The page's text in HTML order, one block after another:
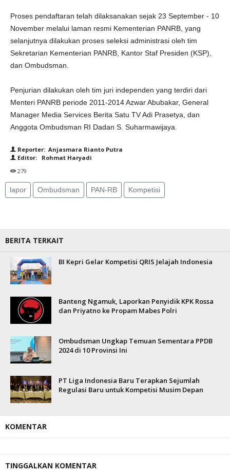
Proses pendaftaran telah dilaksanakan sejak 23 September - 10
November melalui laman resmi Kementerian PANRB, yang
selanjutnya dilakukan proses seleksi administrasi oleh tim
Sekretarian Kementerian PANRB, Kantor Staf Presiden (KSP),
dan Ombudsman.
Penjurian dilakukan oleh tim juri independen yang terdiri dari
Menteri PANRB periode 2011-2014 Azwar Abubakar, General
Manager Media Services Berita Satu TV Adi Prasetya, dan
Anggota Ombudsman RI Dadan S. Suharmawijaya.
Reporter: Anjasmara Rianto Putra
Editor: Rohmat Haryadi
279
lapor Ombudsman PAN-RB Kompetisi
BERITA TERKAIT
BI Kepri Gelar Kompetisi QRIS Jelajah Indonesia
Banteng Ngamuk, Laporkan Penyidik KPK Rossa
dan Priyatno ke Propam Mabes Polri
Ombudsman Ungkap Temuan Sementara PPDB
2024 di 10 Provinsi Ini
PT Liga Indonesia Baru Terapkan Sejumlah
Regulasi Baru untuk Kompetisi Musim Depan
KOMENTAR
TINGGALKAN KOMENTAR